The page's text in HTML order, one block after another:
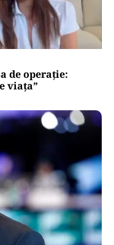
de operație:
viața”